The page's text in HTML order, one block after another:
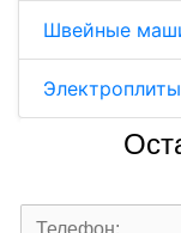
Швейные
Электроплиты